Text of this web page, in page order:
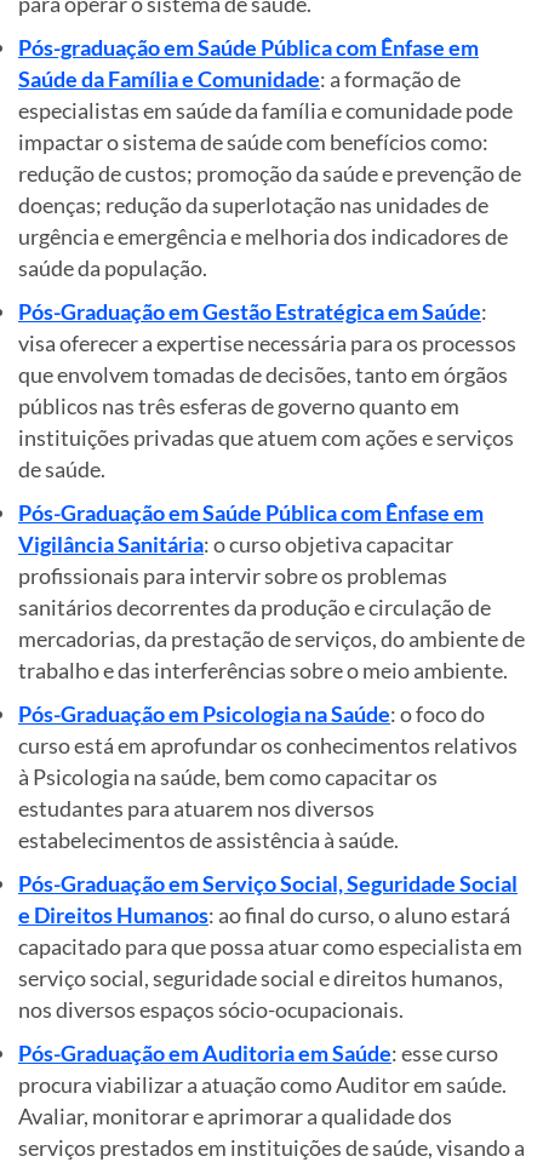
Pós-graduação em Saúde Pública com Ênfase em
Saúde da Família e Comunidade: a formação de
especialistas em saúde da família e comunidade pode
impactar o sistema de saúde com benefícios como:
redução de custos; promoção da saúde e prevenção de
doenças; redução da superlotação nas unidades de
urgência e emergência e melhoria dos indicadores de
saúde da população.
Pós-Graduação em Gestão Estratégica em Saúde:
visa oferecer a expertise necessária para os processos
que envolvem tomadas de decisões, tanto em órgãos
públicos nas três esferas de governo quanto em
instituições privadas que atuem com ações e serviços
de saúde.
Pós-Graduação em Saúde Pública com Ênfase em
Vigilância Sanitária: o curso objetiva capacitar
profissionais para intervir sobre os problemas
sanitários decorrentes da produção e circulação de
mercadorias, da prestação de serviços, do ambiente de
trabalho e das interferências sobre o meio ambiente.
Pós-Graduação em Psicologia na Saúde: o foco do
curso está em aprofundar os conhecimentos relativos
à Psicologia na saúde, bem como capacitar os
estudantes para atuarem nos diversos
estabelecimentos de assistência à saúde.
Pós-Graduação em Serviço Social, Seguridade Social
e Direitos Humanos: ao final do curso, o aluno estará
capacitado para que possa atuar como especialista em
serviço social, seguridade social e direitos humanos,
nos diversos espaços sócio-ocupacionais.
Pós-Graduação em Auditoria em Saúde: esse curso
procura viabilizar a atuação como Auditor em saúde.
Avaliar, monitorar e aprimorar a qualidade dos
serviços prestados em instituições de saúde, visando a